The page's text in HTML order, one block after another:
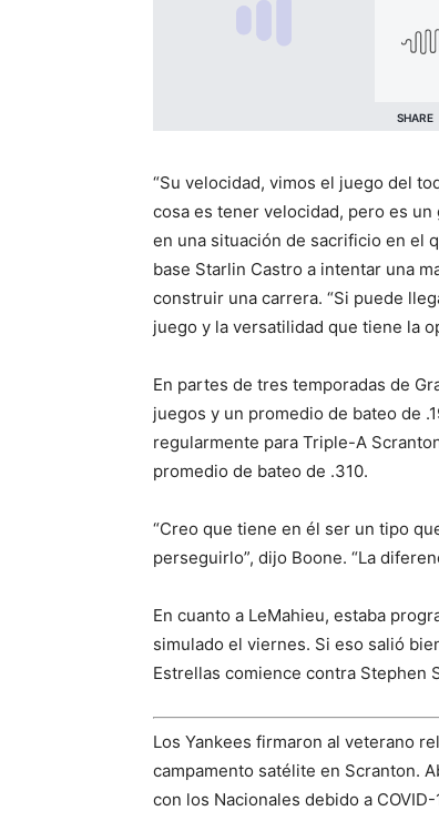
“Su velocidad, vimos el juego del
cosa es tener velocidad, pero es un
en una situación de sacrificio en el
base Starlin Castro a intentar una
construir una carrera. “Si puede
juego y la versatilidad que tiene la
En partes de tres temporadas de
juegos y un promedio de bateo de
regularmente para Triple-A
promedio de bateo de .310.
“Creo que tiene en él ser un tipo
perseguirlo”, dijo Boone. “La
En cuanto a LeMahieu, estaba
simulado el viernes. Si eso salió
Estrellas comience contra Stephen
Los Yankees firmaron al veterano
campamento satélite en Scranton.
con los Nacionales debido a